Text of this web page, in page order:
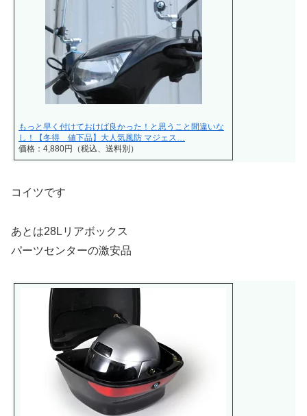
もっと早く付けておけば良かった！と思うこと間違いな
し！【冬得 値下品】大人気風防 マジェス…
価格：4,880円（税込、送料別）
コイツです
あとは28Lリアボックス
パーツセンターの激安品